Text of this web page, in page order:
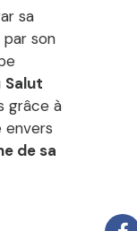
sa
son
Salut
grâce à
envers
de sa